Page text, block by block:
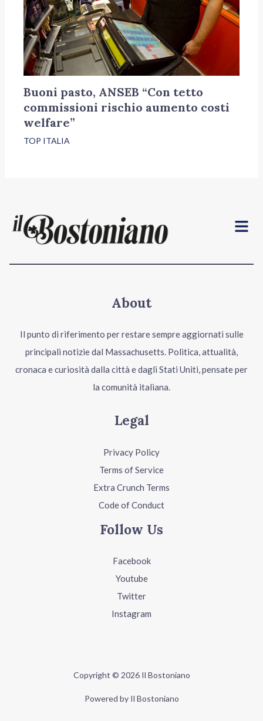
Buoni pasto, ANSEB “Con tetto
commissioni rischio aumento costi
welfare”
TOP ITALIA
Menu
About
Il punto di riferimento per restare sempre aggiornati sulle
principali notizie dal Massachusetts. Politica, attualità,
cronaca e curiosità dalla città e dagli Stati Uniti, pensate per
la comunità italiana.
Legal
Privacy Policy
Terms of Service
Extra Crunch Terms
Code of Conduct
Follow Us
Facebook
Youtube
Twitter
Instagram
Copyright © 2026 Il Bostoniano
Powered by Il Bostoniano